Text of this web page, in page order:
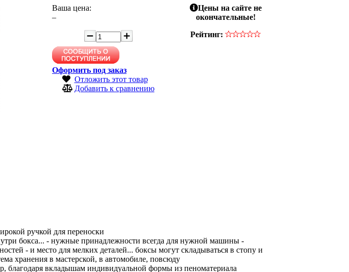
Ваша цена:
–
Оформить под заказ
Отложить этот товар
Добавить к сравнению
Цены на сайте не
окончательные!
Рейтинг:
ручкой для переноски
бокса... - нужные принадлежности всегда для нужной машины -
- и место для мелких деталей... боксы могут складываться в стопу и
хранения в мастерской, в автомобиле, повсюду
благодаря вкладышам индивидуальной формы из пеноматериала